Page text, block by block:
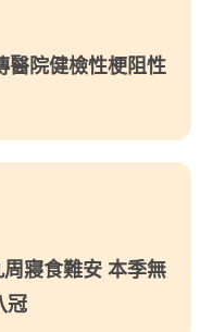
醫院健檢性梗阻性
寢食難安 本季無
冠